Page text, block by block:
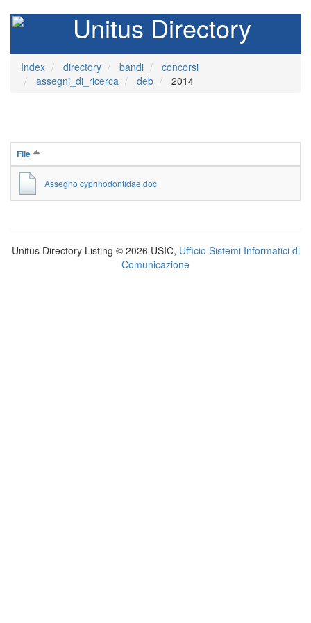
Unitus Directory
Index directory bandi
concorsi
assegni_di_ricerca
deb 2014
File
Assegno cyprinodontidae.doc
Unitus Directory Listing © 2026 USIC, Ufficio Sistemi Informatici di
Comunicazione